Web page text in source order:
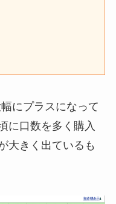
にプラスになって
に口数を多く購入
大きく出ているも